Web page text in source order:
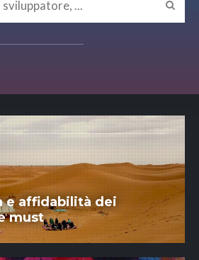
e affidabilità dei
must